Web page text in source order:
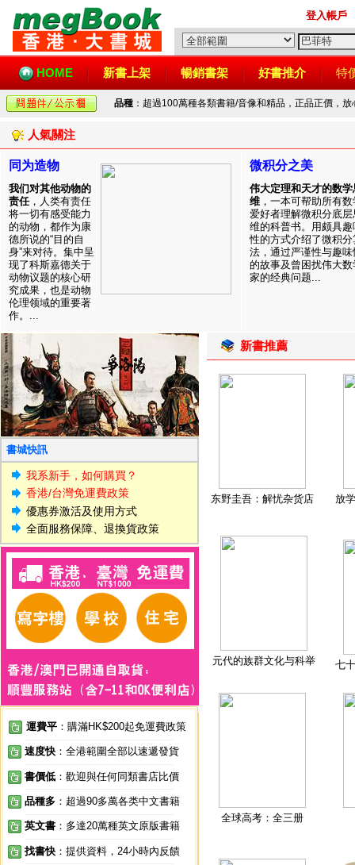
登入帳戶
HOME 新書上架 暢銷書架 好書推介 特
品種 ：超過100萬種各類書籍/音像和精品，正品正價，
人氣關注
同为造物
我们对其他动物的
责任，人类有责任
将一切有感受能力
的动物，都作为康
德所说的“目的自
身”来对待。集中呈
现了科斯嘉德关于
动物议题的核心研
究成果，也是动物
伦理领域的重要著
作。...
微积分之美
伟大定理和天才的数学
维 ，一本可帮助所有数
爱好者理解微积分底层
维的科普书。用颇具趣
性的方式介绍了微积分
法，通过严谨性与趣味
的故事及曾困扰伟大数
家的经典问题...
書城快訊
我系新手，如何購買？
香港/台灣免運費政策
優惠券激活及使用方式
全面服務保障、退換貨政策
運費平 ：購滿HK$200起免運費政策
速度快 ：全港範圍全部以速遞發貨
書價低 ：歡迎與任何同類書店比價
品種多 ：超過90多萬各类中文書籍
英文書 ：多達20萬種英文原版書籍
找書快 ：提供資料，24小時內反饋
新書推薦
东野圭吾：解忧杂货店 放
元代的族群文化与科举 七
全球高考：全三册